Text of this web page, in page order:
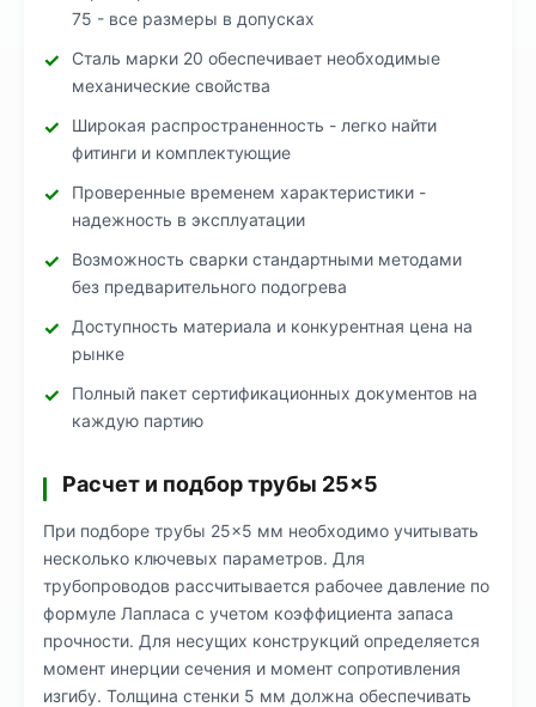
75 - все размеры в допусках
Сталь марки 20 обеспечивает необходимые
механические свойства
Широкая распространенность - легко найти
фитинги и комплектующие
Проверенные временем характеристики -
надежность в эксплуатации
Возможность сварки стандартными методами
без предварительного подогрева
Доступность материала и конкурентная цена на
рынке
Полный пакет сертификационных документов на
каждую партию
Расчет и подбор трубы 25×5
При подборе трубы 25×5 мм необходимо учитывать
несколько ключевых параметров. Для
трубопроводов рассчитывается рабочее давление по
формуле Лапласа с учетом коэффициента запаса
прочности. Для несущих конструкций определяется
момент инерции сечения и момент сопротивления
изгибу. Толщина стенки 5 мм должна обеспечивать